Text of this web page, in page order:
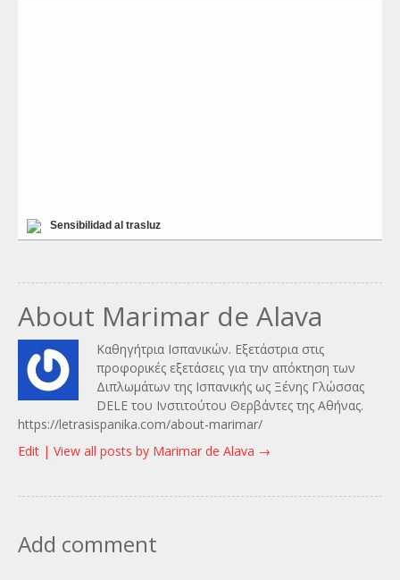
Sensibilidad al trasluz
About Marimar de Alava
Καθηγήτρια Ισπανικών. Εξετάστρια στις
προφορικές εξετάσεις για την απόκτηση των
Διπλωμάτων της Ισπανικής ως Ξένης Γλώσσας
DELE του Ινστιτούτου Θερβάντες της Αθήνας.
https://letrasispanika.com/about-marimar/
Edit | View all posts by Marimar de Alava →
Add comment